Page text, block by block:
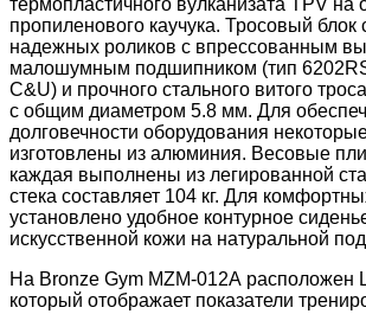
пропиленового каучука. Тросовый блок
надежных роликов с впрессованным
малошумным подшипником (тип
С&U) и прочного стального витого
с общим диаметром 5.8 мм. Для
долговечности оборудования
изготовлены из алюминия. Весовые
каждая выполнены из легированной
стека составляет 104 кг. Для
установлено удобное контурное
искусственной кожи на натуральной
На Bronze Gym MZM-012А расположен
который отображает показатели